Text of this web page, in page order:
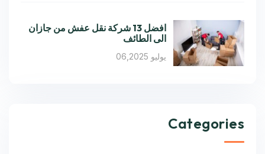
افضل 13 شركة نقل عفش من جازان
الى الطائف
يوليو 06,2025
Categories